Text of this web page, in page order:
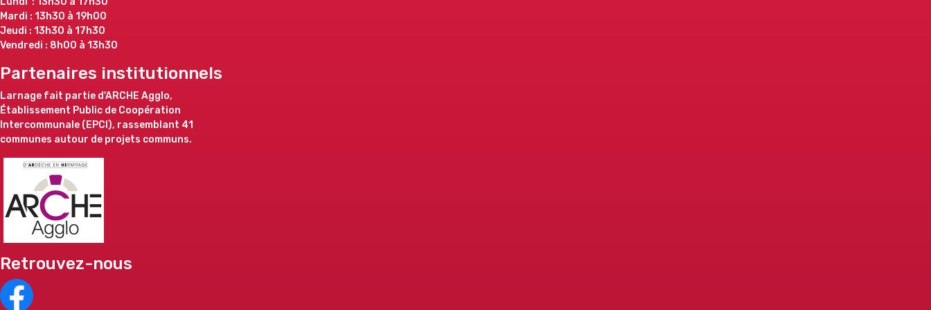
Mardi : 13h30 à 19h00
Jeudi : 13h30 à 17h30
Vendredi : 8h00 à 13h30
Partenaires institutionnels
Larnage fait partie d'ARCHE Agglo,
Établissement Public de Coopération
Intercommunale (EPCI), rassemblant 41
communes autour de projets communs.
Retrouvez-nous